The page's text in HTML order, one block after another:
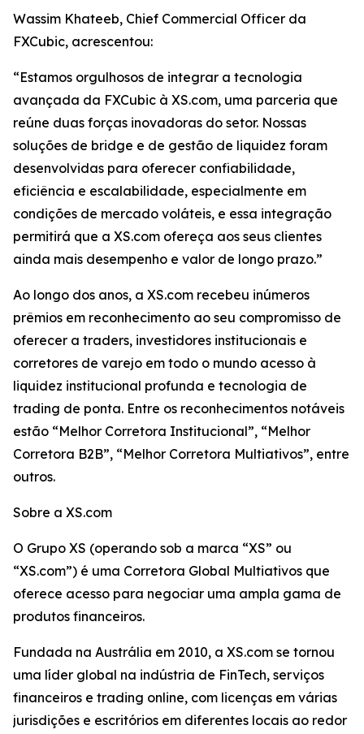
Wassim Khateeb, Chief Commercial Officer da
FXCubic, acrescentou:
“Estamos orgulhosos de integrar a tecnologia
avançada da FXCubic à XS.com, uma parceria que
reúne duas forças inovadoras do setor. Nossas
soluções de bridge e de gestão de liquidez foram
desenvolvidas para oferecer confiabilidade,
eficiência e escalabilidade, especialmente em
condições de mercado voláteis, e essa integração
permitirá que a XS.com ofereça aos seus clientes
ainda mais desempenho e valor de longo prazo.”
Ao longo dos anos, a XS.com recebeu inúmeros
prêmios em reconhecimento ao seu compromisso de
oferecer a traders, investidores institucionais e
corretores de varejo em todo o mundo acesso à
liquidez institucional profunda e tecnologia de
trading de ponta. Entre os reconhecimentos notáveis
estão “Melhor Corretora Institucional”, “Melhor
Corretora B2B”, “Melhor Corretora Multiativos”, entre
outros.
Sobre a XS.com
O Grupo XS (operando sob a marca “XS” ou
“XS.com”) é uma Corretora Global Multiativos que
oferece acesso para negociar uma ampla gama de
produtos financeiros.
Fundada na Austrália em 2010, a XS.com se tornou
uma líder global na indústria de FinTech, serviços
financeiros e trading online, com licenças em várias
jurisdições e escritórios em diferentes locais ao redor